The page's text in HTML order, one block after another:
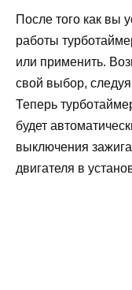
После того как вы
работы
или применить.
свой выбор,
Теперь
будет
выключения
двигателя в